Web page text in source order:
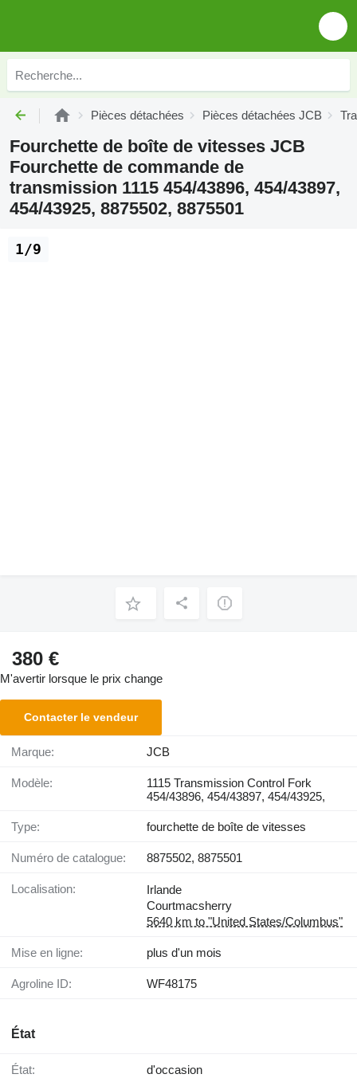
Pièces détachées Pièces détachées JCB
Fourchette de boîte de vitesses JCB
Fourchette de commande de
transmission 1115 454/43896, 454/43897,
454/43925, 8875502, 8875501
1/9
380 €
M'avertir lorsque le prix change
Contacter le vendeur
Marque: JCB
Modèle:
1115 Transmission Control Fork
454/43896, 454/43897, 454/43925,
Type: fourchette de boîte de vitesses
Numéro de catalogue: 8875502, 8875501
Localisation:
Irlande
Courtmacsherry
5640 km to "United States/Columbus"
Mise en ligne: plus d'un mois
Agroline ID: WF48175
État
État: d'occasion